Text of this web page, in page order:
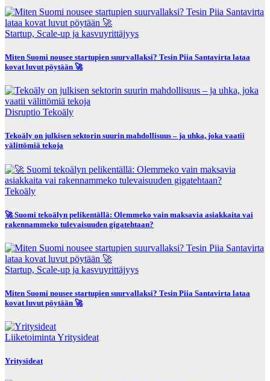
Startup, Scale-up ja kasvuyrittäjyys
Miten Suomi nousee startupien suurvallaksi? Tesin Piia Santavirta lataa
kovat luvut pöytään 🚀
Disruptio Tekoäly
Tekoäly on julkisen sektorin suurin mahdollisuus – ja uhka, joka vaatii
välittömiä tekoja
Tekoäly
🚀 Suomi tekoälyn pelikentällä: Olemmeko vain maksavia asiakkaita vai
rakennammeko tulevaisuuden gigatehtaan?
Startup, Scale-up ja kasvuyrittäjyys
Miten Suomi nousee startupien suurvallaksi? Tesin Piia Santavirta lataa
kovat luvut pöytään 🚀
Liiketoiminta Yritysideat
Yritysideat